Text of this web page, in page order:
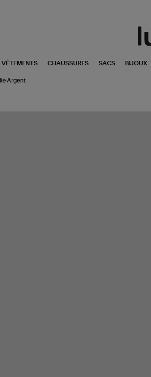
VÊTEMENTS CHAUSSURES SACS BIJOUX
Argent